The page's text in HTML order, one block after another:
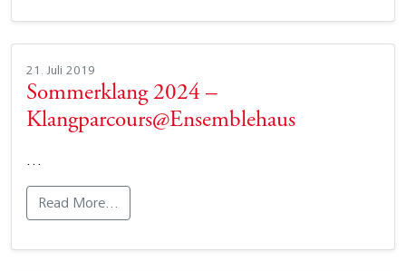
21. Juli 2019
Sommerklang 2024 –
Klangparcours@Ensemblehaus
…
Read More…